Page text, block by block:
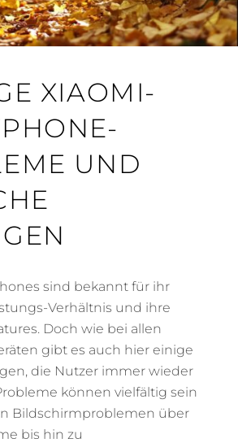
XIAOMI-
UND
sind bekannt für ihr
Verhältnis und ihre
Doch wie bei allen
gibt es auch hier einige
die Nutzer immer wieder
können vielfältig sein
Bildschirmproblemen über
bis hin zu